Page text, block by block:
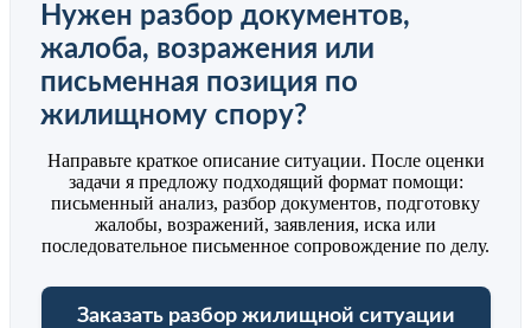
Нужен разбор документов,
жалоба, возражения или
письменная позиция по
жилищному спору?
Направьте краткое описание ситуации. После оценки
задачи я предложу подходящий формат помощи:
письменный анализ, разбор документов, подготовку
жалобы, возражений, заявления, иска или
последовательное письменное сопровождение по делу.
Заказать разбор жилищной ситуации